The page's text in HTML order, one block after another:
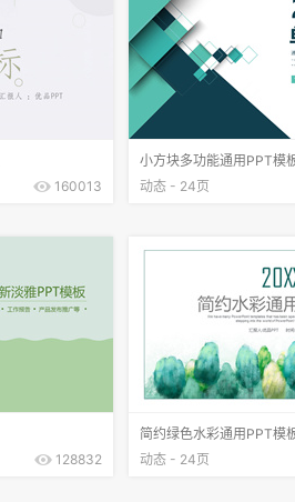
160013
小方块多功能通用PPT模
动态 - 24页
128832
简约绿色水彩通用PPT模
动态 - 24页